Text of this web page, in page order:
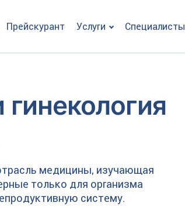
Прейскурант Услуги Специалисты
медицины, изучающая
только для организма
систему.